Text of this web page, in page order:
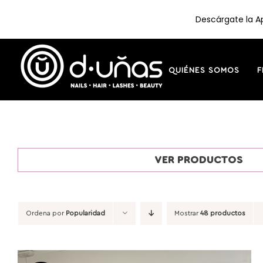
contenido
QUIÉNES SOMOS
VER PRODUCTOS
Ordena por Popularidad Mostrar48 productos
Descárgate la